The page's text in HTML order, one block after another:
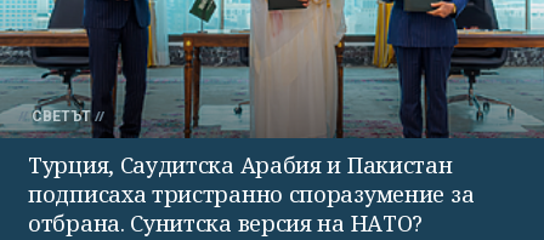
СВЕТЪТ
Турция, Саудитска Арабия и Пакистан
подписаха тристранно споразумение за
отбрана. Сунитска версия на НАТО?